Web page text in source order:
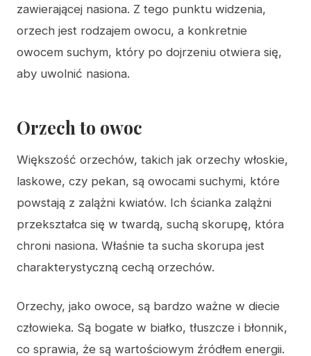
zawierającej nasiona. Z tego punktu widzenia,
orzech jest rodzajem owocu, a konkretnie
owocem suchym, który po dojrzeniu otwiera się,
aby uwolnić nasiona.
Orzech to owoc
Większość orzechów, takich jak orzechy włoskie,
laskowe, czy pekan, są owocami suchymi, które
powstają z zalążni kwiatów. Ich ścianka zalążni
przekształca się w twardą, suchą skorupę, która
chroni nasiona. Właśnie ta sucha skorupa jest
charakterystyczną cechą orzechów.
Orzechy, jako owoce, są bardzo ważne w diecie
człowieka. Są bogate w białko, tłuszcze i błonnik,
co sprawia, że są wartościowym źródłem energii.